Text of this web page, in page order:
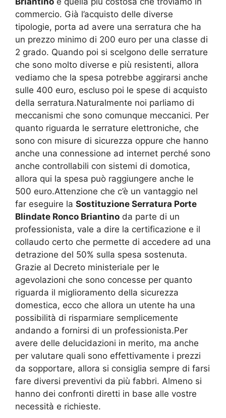
commercio. Già l’acquisto delle diverse
tipologie, porta ad avere una serratura che ha
un prezzo minimo di 200 euro per una classe di
2 grado. Quando poi si scelgono delle serrature
che sono molto diverse e più resistenti, allora
vediamo che la spesa potrebbe aggirarsi anche
sulle 400 euro, escluso poi le spese di acquisto
della serratura.Naturalmente noi parliamo di
meccanismi che sono comunque meccanici. Per
quanto riguarda le serrature elettroniche, che
sono con misure di sicurezza oppure che hanno
anche una connessione ad internet perché sono
anche controllabili con sistemi di domotica,
allora qui la spesa può raggiungere anche le
500 euro.Attenzione che c’è un vantaggio nel
far eseguire la Sostituzione Serratura Porte
Blindate Ronco Briantino da parte di un
professionista, vale a dire la certificazione e il
collaudo certo che permette di accedere ad una
detrazione del 50% sulla spesa sostenuta.
Grazie al Decreto ministeriale per le
agevolazioni che sono concesse per quanto
riguarda il miglioramento della sicurezza
domestica, ecco che allora un utente ha una
possibilità di risparmiare semplicemente
andando a fornirsi di un professionista.Per
avere delle delucidazioni in merito, ma anche
per valutare quali sono effettivamente i prezzi
da sopportare, allora si consiglia sempre di farsi
fare diversi preventivi da più fabbri. Almeno si
hanno dei confronti diretti in base alle vostre
necessità e richieste.